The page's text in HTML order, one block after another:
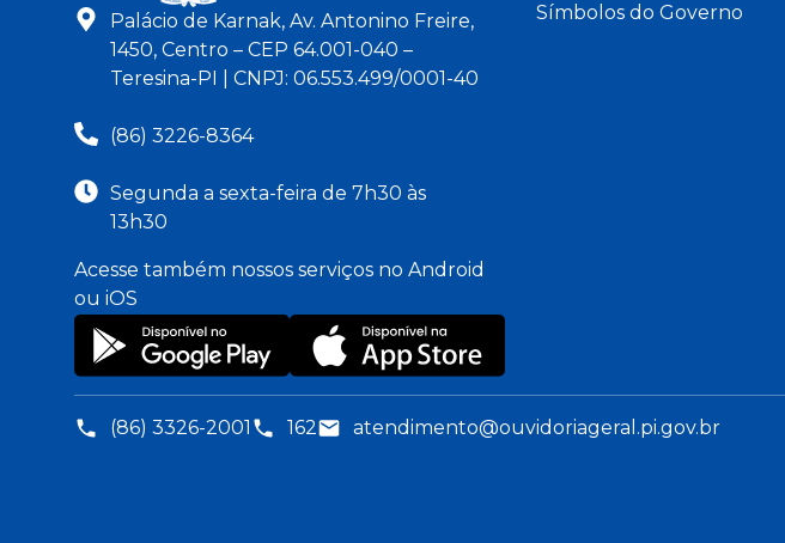
Palácio de Karnak, Av. Antonino Freire,
1450, Centro – CEP 64.001-040 –
Teresina-PI | CNPJ: 06.553.499/0001-40
(86) 3226-8364
Segunda a sexta-feira de 7h30 às
13h30
Acesse também nossos serviços no Android
ou iOS
Símbolos do Governo
(86) 3326-2001 162 atendimento@ouvidoriageral.pi.gov.br